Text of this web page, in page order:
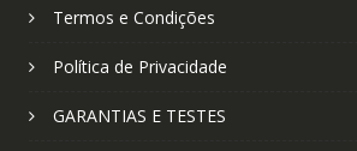
Termos e Condições
Política de Privacidade
GARANTIAS E TESTES